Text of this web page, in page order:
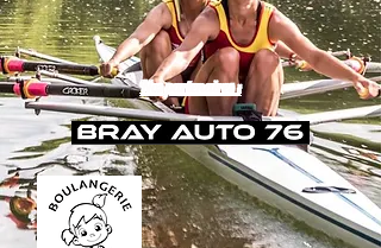
Nos partenaires :